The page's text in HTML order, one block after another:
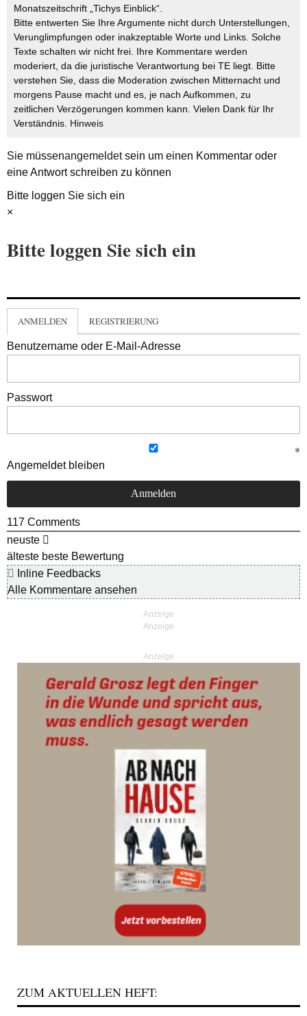
Monatszeitschrift „Tichys Einblick“.
Bitte entwerten Sie Ihre Argumente nicht durch Unterstellungen,
Verunglimpfungen oder inakzeptable Worte und Links. Solche
Texte schalten wir nicht frei. Ihre Kommentare werden
moderiert, da die juristische Verantwortung bei TE liegt. Bitte
verstehen Sie, dass die Moderation zwischen Mitternacht und
morgens Pause macht und es, je nach Aufkommen, zu
zeitlichen Verzögerungen kommen kann. Vielen Dank für Ihr
Verständnis. Hinweis
Sie müssenangemeldetsein um einen Kommentar oder
eine Antwort schreiben zu können
Bitte loggen Sie sich ein
×
Bitte loggen Sie sich ein
ANMELDEN REGISTRIERUNG
Benutzername oder E-Mail-Adresse
Passwort
Angemeldet bleiben
117 Comments
neuste
älteste beste Bewertung
Inline Feedbacks
Alle Kommentare ansehen
Anzeige
ZUM AKTUELLEN HEFT: